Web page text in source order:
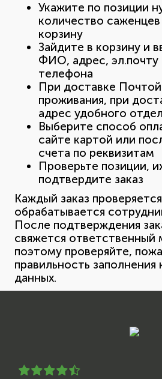
Укажите по позиции
количество
корзину
Зайдите в корзину и
ФИО, адрес, эл.почту
телефона
При доставке
проживания, при
адрес удобного
Выберите способ
сайте картой или
счета по реквизитам
Проверьте позиции,
подтвердите заказ
Каждый заказ
обрабатывается
После подтверждения
свяжется ответственный
поэтому проверяйте,
правильность заполнения
данных.